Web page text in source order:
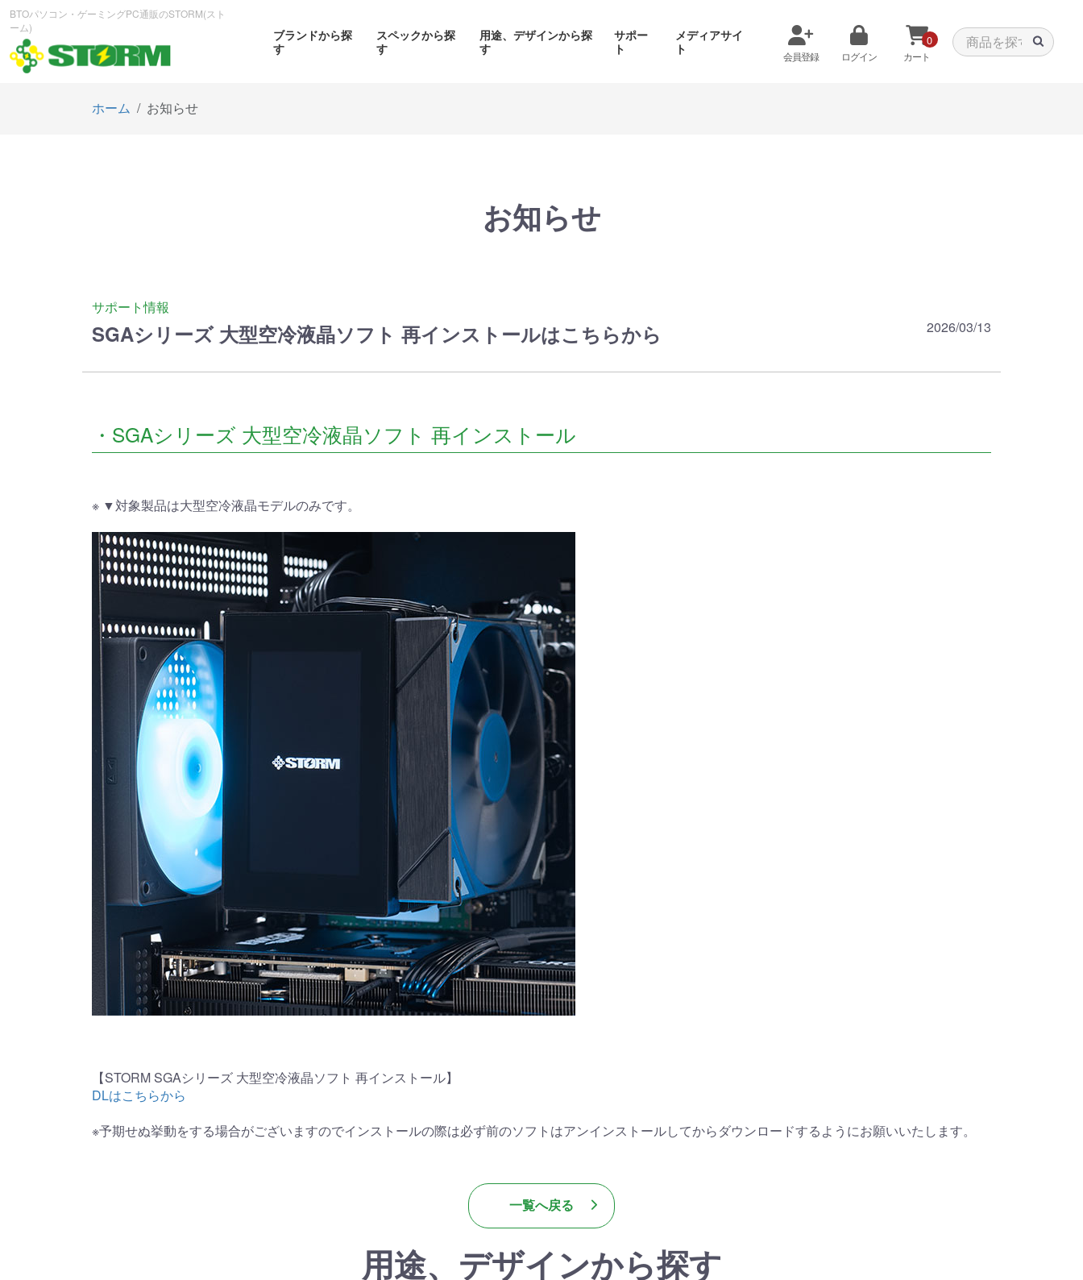
BTOパソコン・ゲーミングPC通販のSTORM(スト
ーム)
ブランドから探
す
スペックから探
す
用途、デザインから探
す
サポー
ト
メディアサイ
ト
会員登録 ログイン
0
カート
べばいいかわからない」そ
商品詳細
OLEDを搭載したハイエン
す。
商品詳細
が鮮やかに映え、液晶簡易
商品詳細
「Powered By MSI」認証
商品詳細
ZERO 背面コネクタマザー
商品詳細
270°パノラマビューが魅せ
る コストパフォーマンスに
優れたモデル
商品詳細
ホーム お知らせ
お知らせ
サポート情報
SGAシリーズ 大型空冷液晶ソフト 再インストールはこちらから 2026/03/13
・SGAシリーズ 大型空冷液晶ソフト 再インストール
※ ▼対象製品は大型空冷液晶モデルのみです。
【STORM SGAシリーズ 大型空冷液晶ソフト 再インストール】
DLはこちらから
※予期せぬ挙動をする場合がございますのでインストールの際は必ず前のソフトはアンインストールしてからダウンロードするようにお願いいたします。
一覧へ戻る
用途、デザインから探す